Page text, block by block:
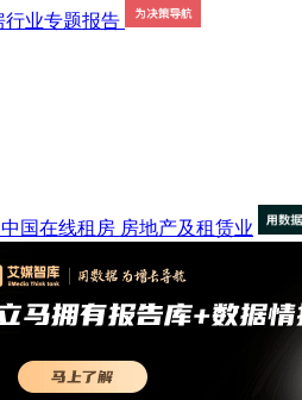
中国在线租房 房地产及租赁业